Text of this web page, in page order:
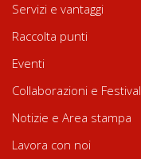
Servizi e vantaggi
Raccolta punti
Eventi
Collaborazioni e Festival
Notizie e Area stampa
Lavora con noi